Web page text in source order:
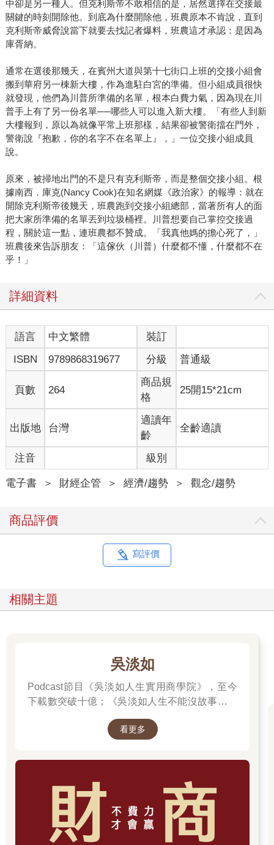
中卻是另一種人。但克利斯帝不敢相信的是，居然選擇在交接最
關鍵的時刻開除他。到底為什麼開除他，班農原本不肯說，直到
克利斯帝威脅說當下就要去找記者爆料，班農這才承認：是因為
庫胥納。
通常在選後那幾天，在賓州大道與第十七街口上班的交接小組會
搬到華府另一棟新大樓，作為進駐白宮的準備。但小組成員很快
就發現，他們為川普所準備的名單，根本白費力氣，因為現在川
普手上有了另一份名單──哪些人可以進入新大樓。「有些人到新
大樓報到，原以為就像平常上班那樣，結果卻被警衛擋在門外，
警衛說『抱歉，你的名字不在名單上』，」一位交接小組成員
說。
原來，被掃地出門的不是只有克利斯帝，而是整個交接小組。根
據南西．庫克(Nancy Cook)在知名網媒《政治家》的報導：就在
開除克利斯帝後幾天，班農跑到交接小組總部，當著所有人的面
把大家所準備的名單丟到垃圾桶裡。川普想要自己掌控交接過
程，關於這一點，連班農都不贊成。「我真他媽的擔心死了，」
班農後來告訴朋友：「這傢伙（川普）什麼都不懂，什麼都不在
乎！」
詳細資料
語言 中文繁體
裝訂
ISBN
9789868319677 分級 普通級
頁數 264
商品規
格
25開15*21cm
出版地 台灣
適讀年
齡
全齡適讀
注音 級別
電子書 ＞ 財經企管 ＞ 經濟/趨勢 ＞ 觀念/趨勢
商品評價
寫評價
相關主題
吳淡如
Podcast節目《吳淡如人生實用商學院》，至今
下載數突破十億；《吳淡如人生不能沒故事》也
讀歷史中的權力運作與人性選擇，讓看似遙遠的
看更多